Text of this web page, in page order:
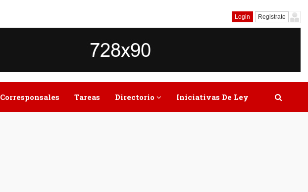
Login Registrate
Corresponsales Tareas Directorio Iniciativas De Ley